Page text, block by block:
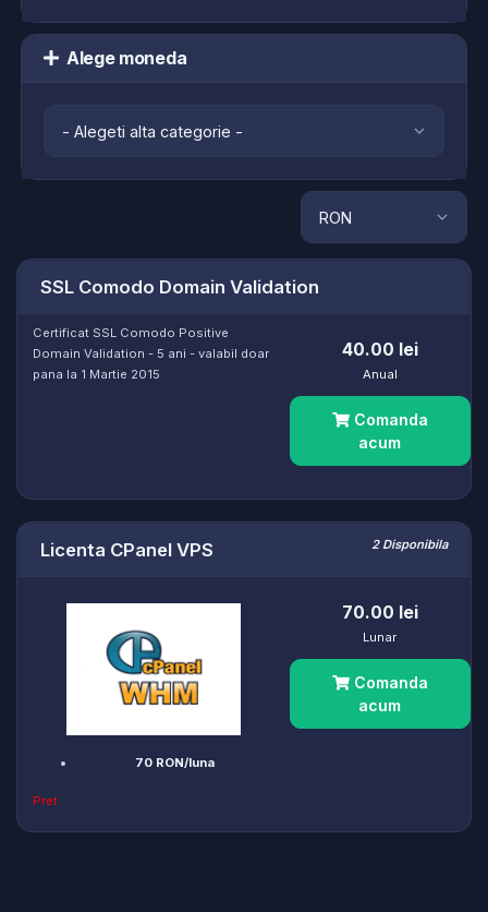
Alege moneda
SSL Comodo Domain Validation
Certificat SSL Comodo Positive
Domain Validation - 5 ani - valabil doar
pana la 1 Martie 2015
40.00 lei
Anual
Comanda
acum
Licenta CPanel VPS 2 Disponibila
70 RON/luna
Pret
70.00 lei
Lunar
Comanda
acum